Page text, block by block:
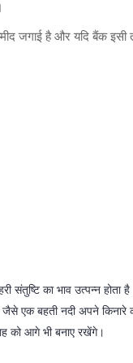
जगाई है और यदि बैंक
संतुष्टि का भाव उत्पन्न होता
जैसे एक बहती नदी अपने
को आगे भी बनाए रखेंगे।